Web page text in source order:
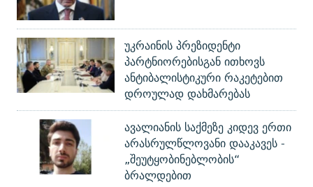
უკრაინის პრეზიდენტი
პარტნიორებისგან ითხოვს
ანტიბალისტიკური რაკეტებით
დროულად დახმარებას
ავალიანის საქმეზე კიდევ ერთი
არასრულწლოვანი დააკავეს -
„შეუტყობინებლობის“
ბრალდებით